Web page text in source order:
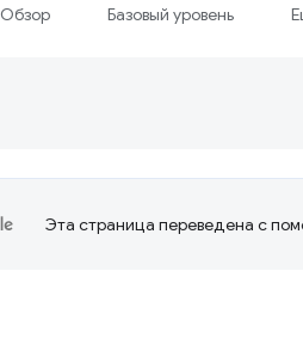
Обзор Базовый уровень
Эта страница переведена с